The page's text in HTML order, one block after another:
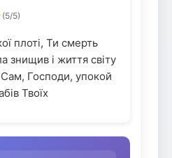
(5/5)
плоті, Ти смерть
знищив і життя світу
Господи, упокой
Твоїх